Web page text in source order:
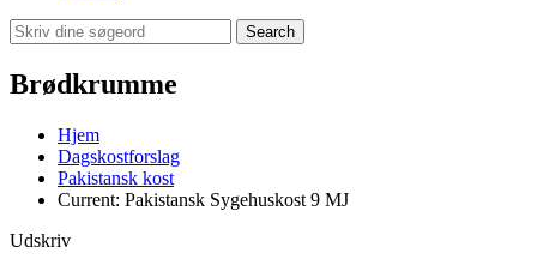
Search
Brødkrumme
Hjem
Dagskostforslag
Pakistansk kost
Current: Pakistansk Sygehuskost 9 MJ
Udskriv